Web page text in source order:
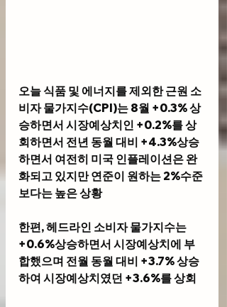
오늘 식품 및 에너지를 제외한 근원 소
비자 물가지수(CPI)는 8월 +0.3% 상
승하면서 시장예상치인 +0.2%를 상
회하면서 전년 동월 대비 +4.3%상승
하면서 여전히 미국 인플레이션은 완
화되고 있지만 연준이 원하는 2%수준
보다는 높은 상황
한편, 헤드라인 소비자 물가지수는
+0.6%상승하면서 시장예상치에 부
합했으며 전월 동월 대비 +3.7% 상승
하여 시장예상치였던 +3.6%를 상회